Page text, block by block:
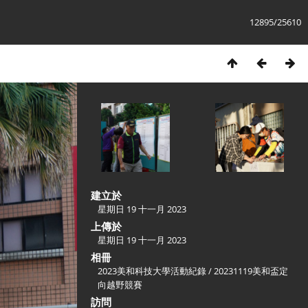
12895/25610
建立於
星期日 19 十一月 2023
上傳於
星期日 19 十一月 2023
相冊
2023美和科技大學活動紀錄/20231119美和盃定
向越野競賽
訪問